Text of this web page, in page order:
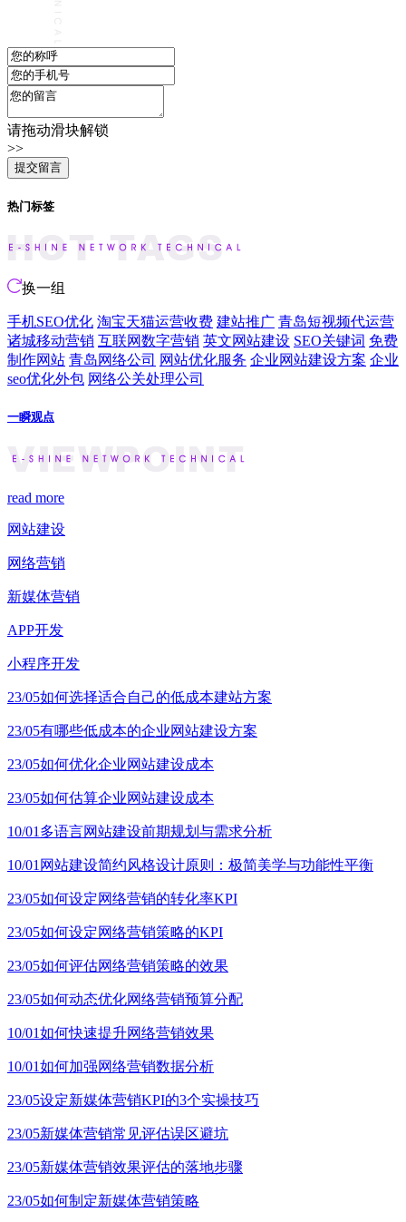
请拖动滑块解锁
>>
热门标签
换一组
手机SEO优化 淘宝天猫运营收费 建站推广 青岛短视频代运营
诸城移动营销 互联网数字营销 英文网站建设 SEO关键词 免费
制作网站 青岛网络公司 网站优化服务 企业网站建设方案 企业
seo优化外包 网络公关处理公司
一瞬观点
read more
网站建设
网络营销
新媒体营销
APP开发
小程序开发
23/05如何选择适合自己的低成本建站方案
23/05有哪些低成本的企业网站建设方案
23/05如何优化企业网站建设成本
23/05如何估算企业网站建设成本
10/01 多语言网站建设前期规划与需求分析
10/01 网站建设简约风格设计原则：极简美学与功能性平衡
23/05如何设定网络营销的转化率KPI
23/05如何设定网络营销策略的KPI
23/05如何评估网络营销策略的效果
23/05如何动态优化网络营销预算分配
10/01如何快速提升网络营销效果
10/01如何加强网络营销数据分析
23/05设定新媒体营销KPI的3个实操技巧
23/05新媒体营销常见评估误区避坑
23/05新媒体营销效果评估的落地步骤
23/05如何制定新媒体营销策略